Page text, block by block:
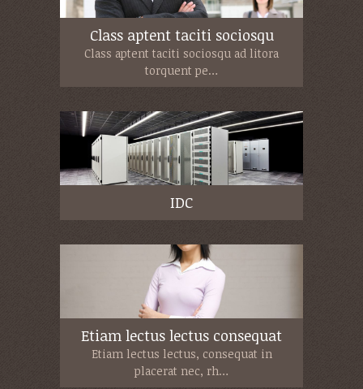
Class aptent taciti sociosqu
Class aptent taciti sociosqu ad litora
torquent pe…
IDC
Etiam lectus lectus consequat
Etiam lectus lectus, consequat in
placerat nec, rh…